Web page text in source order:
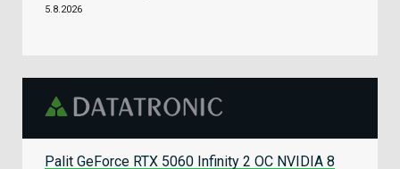
5.8.2026
Palit GeForce RTX 5060 Infinity 2 OC NVIDIA 8